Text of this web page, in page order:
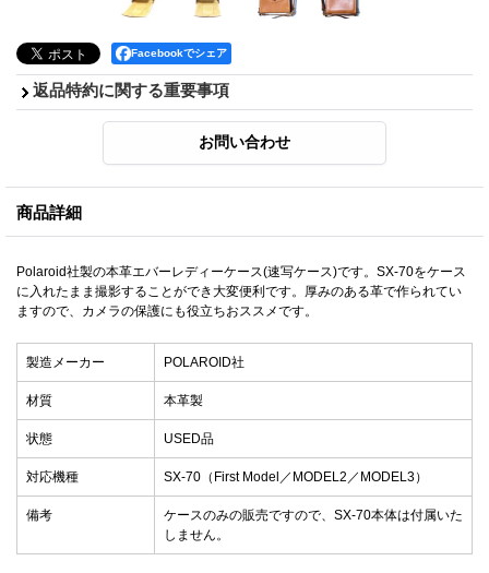
Facebookでシェア
返品特約に関する重要事項
商品詳細
Polaroid社製の本革エバーレディーケース(速写ケース)です。SX-70をケース
に入れたまま撮影することができ大変便利です。厚みのある革で作られてい
ますので、カメラの保護にも役立ちおススメです。
製造メーカー POLAROID社
材質 本革製
状態 USED品
対応機種 SX-70（First Model／MODEL2／MODEL3）
備考
ケースのみの販売ですので、SX-70本体は付属いた
しません。